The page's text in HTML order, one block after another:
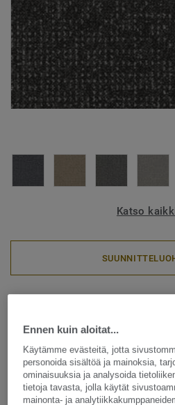
Katso
DESSO Enlaced -
Enlaced AD43
Ennen kuin aloitat...
Käytämme evästeitä, jotta
personoida sisältöä ja mainoksia,
ominaisuuksia ja analysoida
tietoja tavasta, jolla käytät
mainonta- ja